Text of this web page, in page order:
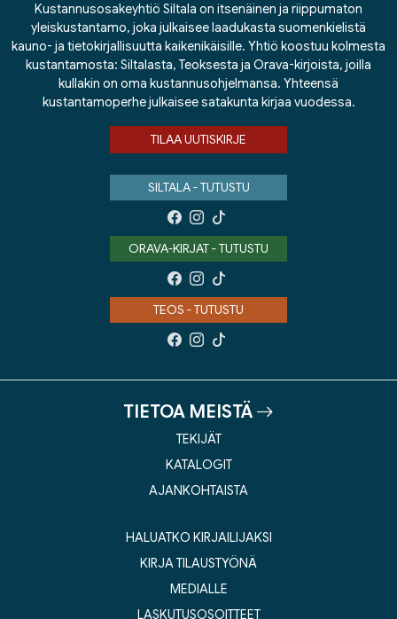
Kustannusosakeyhtiö Siltala on itsenäinen ja riippumaton
yleiskustantamo, joka julkaisee laadukasta suomenkielistä
kauno- ja tietokirjallisuutta kaikenikäisille. Yhtiö koostuu kolmesta
kustantamosta: Siltalasta, Teoksesta ja Orava-kirjoista, joilla
kullakin on oma kustannusohjelmansa. Yhteensä
kustantamoperhe julkaisee satakunta kirjaa vuodessa.
TILAA UUTISKIRJE
SILTALA - TUTUSTU
ORAVA-KIRJAT - TUTUSTU
TEOS - TUTUSTU
TIETOA MEISTÄ
TEKIJÄT
KATALOGIT
AJANKOHTAISTA
HALUATKO KIRJAILIJAKSI
KIRJA TILAUSTYÖNÄ
MEDIALLE
LASKUTUSOSOITTEET